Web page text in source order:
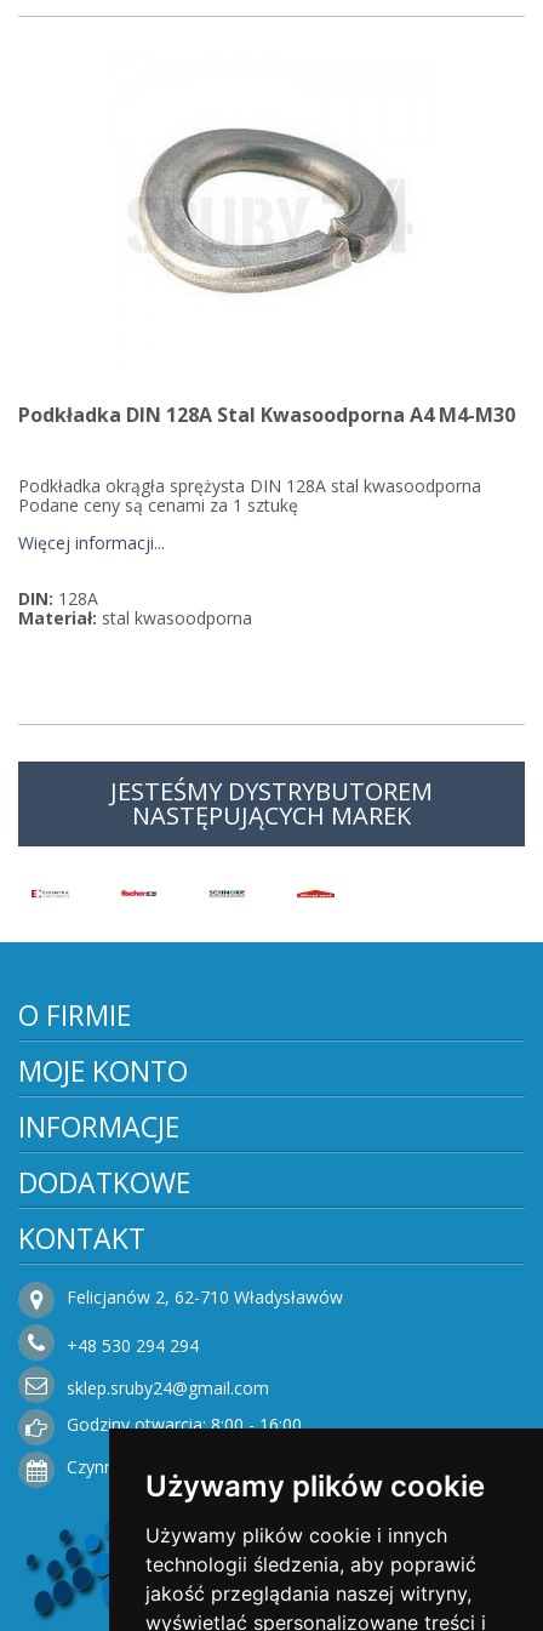
Używamy plików cookie
Używamy plików cookie i innych
technologii śledzenia, aby poprawić
jakość przeglądania naszej witryny,
wyświetlać spersonalizowane treści i
Podkładka DIN 128A Stal Kwasoodporna A4 M4-M30
Podkładka okrągła sprężysta DIN 128A stal kwasoodporna
Podane ceny są cenami za 1 sztukę
Więcej informacji...
DIN: 128A
Materiał: stal kwasoodporna
JESTEŚMY DYSTRYBUTOREM
NASTĘPUJĄCYCH MAREK
O FIRMIE
MOJE KONTO
INFORMACJE
DODATKOWE
KONTAKT
Felicjanów 2, 62-710 Władysławów
+48 530 294 294
sklep.sruby24@gmail.com
Godziny otwarcia: 8:00 - 16:00
Czynne od Poniedziałku do Piątku